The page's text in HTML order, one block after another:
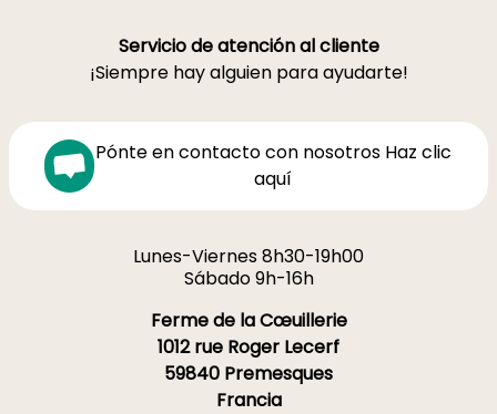
Servicio de atención al cliente
¡Siempre hay alguien para ayudarte!
Pónte en contacto con nosotros Haz clic
aquí
Lunes-Viernes 8h30-19h00
Sábado 9h-16h
Ferme de la Cœuillerie
1012 rue Roger Lecerf
59840 Premesques
Francia